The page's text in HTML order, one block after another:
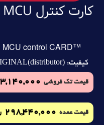
کارت کنترل MCU
control CARD™
کیفیت:
قیمت تک فروشی
قیمت عمده 298,440,000